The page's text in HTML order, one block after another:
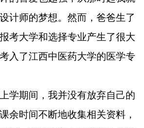
计师的梦想。然而，爸爸生了
考大学和选择专业产生了很大
入了江西中医药大学的医学专
期间，我并没有放弃自己的
余时间不断地收集相关资料，